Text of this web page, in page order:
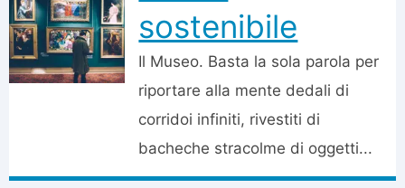
sostenibile
Il Museo. Basta la sola parola per
riportare alla mente dedali di
corridoi infiniti, rivestiti di
bacheche stracolme di oggetti...